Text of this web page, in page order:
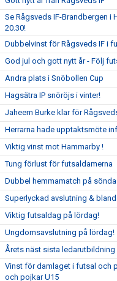
Se Rågsveds IF-Brandbergen i
20.30!
Dubbelvinst för Rågsveds IF i
God jul och gott nytt år - Följ
Andra plats i Snöbollen Cup
Hagsätra IP snöröjs i vinter!
Jaheem Burke klar för
Herrarna hade upptaktsmöte
Viktig vinst mot Hammarby !
Tung förlust för futsaldamerna
Dubbel hemmamatch på
Superlyckad avslutning &
Viktig futsaldag på lördag!
Ungdomsavslutning på lördag!
Årets näst sista
Vinst för damlaget i futsal och
och pojkar U15